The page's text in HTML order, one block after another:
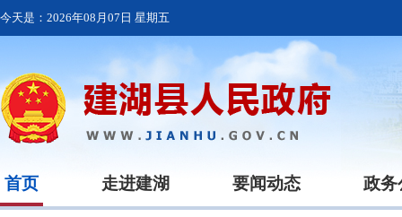
今天是： 2026年08月07日 星期五
首页 走进建湖 要闻动态 政务